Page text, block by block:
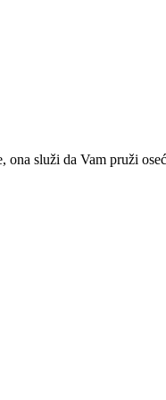
služi da Vam pruži